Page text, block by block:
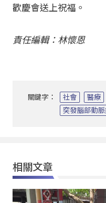
歡慶會送上祝福。
責任編輯：林懷恩
關鍵字： 社會 醫療
突發腦部動
相關文章